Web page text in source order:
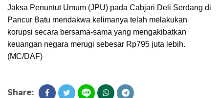
Jaksa Penuntut Umum (JPU) pada Cabjari Deli Serdang di
Pancur Batu mendakwa kelimanya telah melakukan
korupsi secara bersama-sama yang mengakibatkan
keuangan negara merugi sebesar Rp795 juta lebih.
(MC/DAF)
Share: